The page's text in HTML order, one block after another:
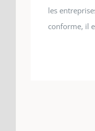
les
conforme, il